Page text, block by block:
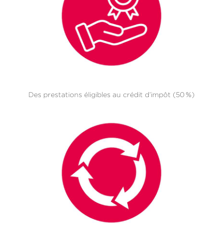
Des prestations éligibles au crédit d’impôt (50 %)